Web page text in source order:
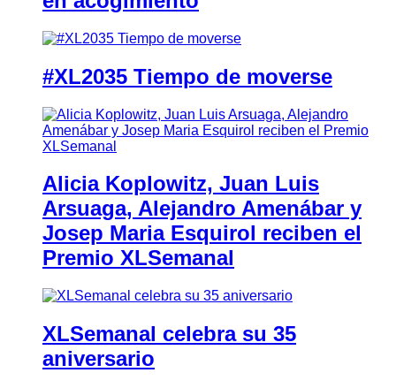
#XL2035 Tiempo de moverse
Alicia Koplowitz, Juan Luis
Arsuaga, Alejandro Amenábar y
Josep Maria Esquirol reciben el
Premio XLSemanal
XLSemanal celebra su 35
aniversario